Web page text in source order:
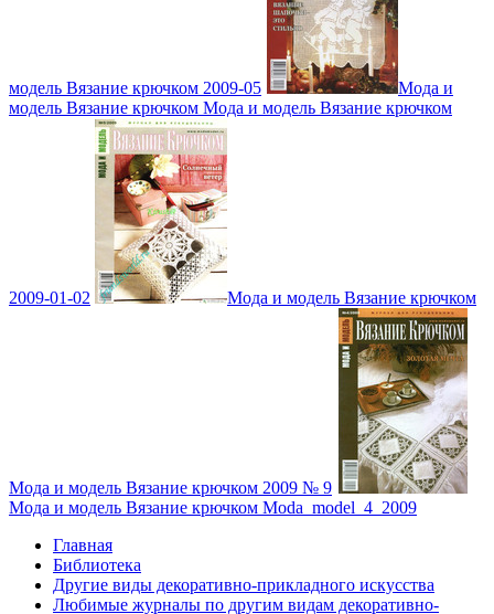
модель Вязание крючком 2009-05
Мода и
модель Вязание крючком Мода и модель Вязание крючком
2009-01-02 Мода и модель Вязание крючком
Мода и модель Вязание крючком 2009 № 9
Мода и модель Вязание крючком Moda_model_4_2009
Главная
Библиотека
Другие виды декоративно-прикладного искусства
Любимые журналы по другим видам декоративно-